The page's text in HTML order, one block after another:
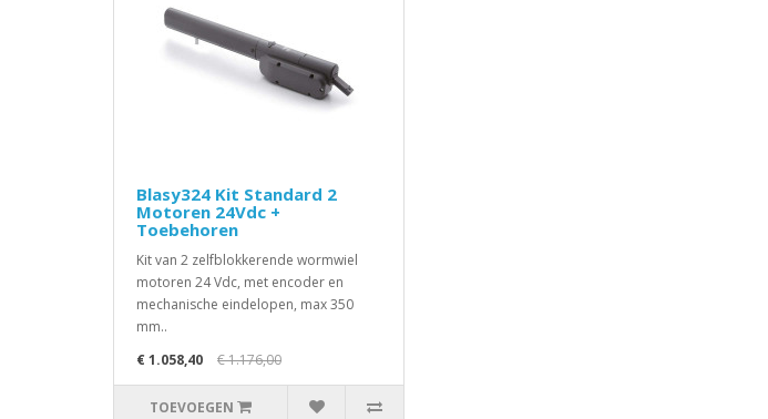
Blasy324 Kit Standard 2
Motoren 24Vdc +
Toebehoren
Kit van 2 zelfblokkerende wormwiel
motoren 24 Vdc, met encoder en
mechanische eindelopen, max 350
mm..
€ 1.058,40
€ 1.176,00
TOEVOEGEN